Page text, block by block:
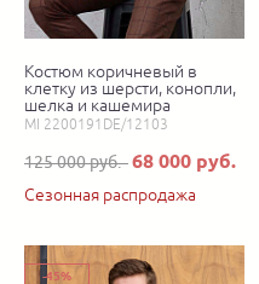
Костюм коричневый в
клетку из шерсти, конопли,
шелка и кашемира
MI 2200191DE/12103
125 000 руб.68 000 руб.
Сезонная распродажа
-45%